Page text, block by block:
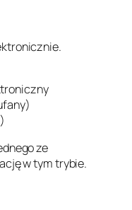
ze
w tym trybie.